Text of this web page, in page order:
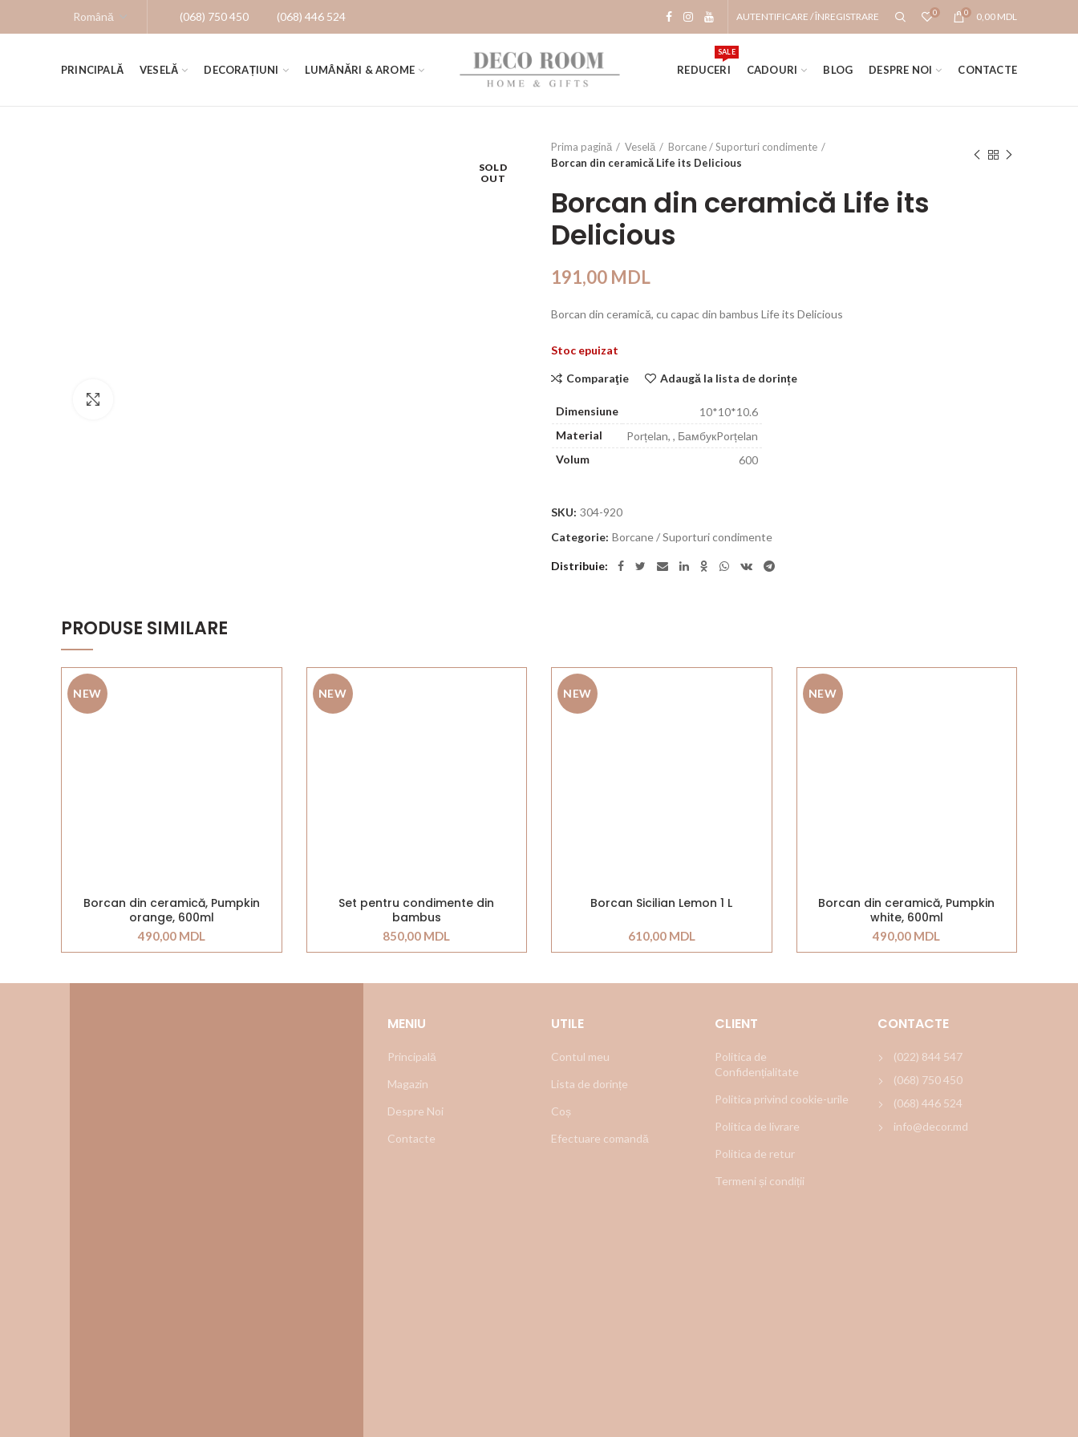
(068) 750 450 (068) 446 524 AUTENTIFICARE / ÎNREGISTRARE 0 0 0,00 MDL
PRINCIPALĂ VESELĂ DECORAȚIUNI LUMÂNĂRI & AROME REDUCERI
SALE
CADOURI BLOG DESPRE NOI CONTACTE
SOLD
OUT
Prima pagină Veselă
Borcane / Suporturi condimente
Borcan din ceramică Life its Delicious
Borcan din ceramică Life its
Delicious
191,00 MDL
Borcan din ceramică, cu capac din bambus Life its Delicious
Stoc epuizat
Comparaţie Adaugă la lista de dorințe
Dimensiune
10*10*10.6
Material
Porțelan, , БамбукPorțelan
Volum
600
SKU: 304-920
Categorie: Borcane / Suporturi condimente
Distribuie
PRODUSE SIMILARE
NEW
Borcan din ceramică, Pumpkin
orange, 600ml
490,00 MDL
NEW
Set pentru condimente din
bambus
850,00 MDL
NEW
Borcan Sicilian Lemon 1 L
610,00 MDL
NEW
Borcan din ceramică, Pumpkin
white, 600ml
490,00 MDL
MENIU
Principală
Magazin
Despre Noi
Contacte
UTILE
Contul meu
Lista de dorințe
Coș
Efectuare comandă
CLIENT
Politica de
Confidențialitate
Politica privind cookie-urile
Politica de livrare
Politica de retur
Termeni și condiții
CONTACTE
(022) 844 547
(068) 750 450
(068) 446 524
info@decor.md